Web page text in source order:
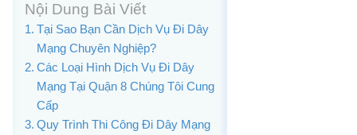
Nội Dung Bài Viết
Tại Sao Bạn Cần Dịch Vụ Đi Dây
Mạng Chuyên Nghiệp?
Các Loại Hình Dịch Vụ Đi Dây
Mạng Tại Quận 8 Chúng Tôi Cung
Cấp
Quy Trình Thi Công Đi Dây Mạng